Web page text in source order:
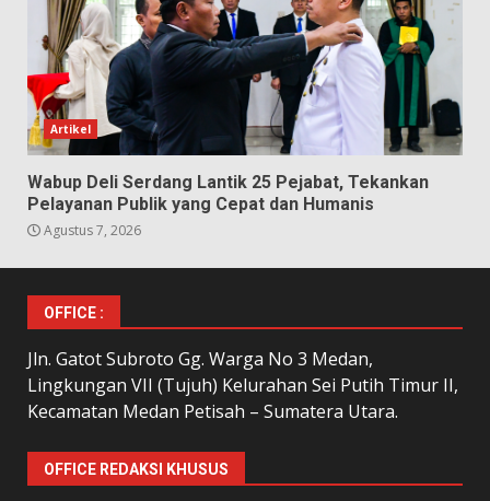
Artikel
Wabup Deli Serdang Lantik 25 Pejabat, Tekankan
Pelayanan Publik yang Cepat dan Humanis
Agustus 7, 2026
OFFICE :
Jln. Gatot Subroto Gg. Warga No 3 Medan,
Lingkungan VII (Tujuh) Kelurahan Sei Putih Timur II,
Kecamatan Medan Petisah – Sumatera Utara.
OFFICE REDAKSI KHUSUS